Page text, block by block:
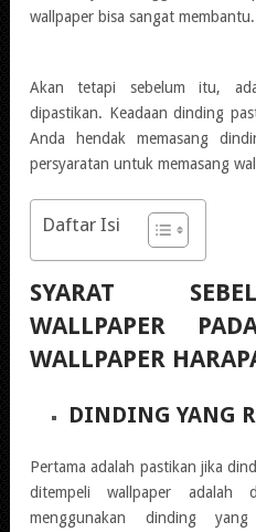
wallpaper bisa sangat membantu.
Akan tetapi sebelum itu,
dipastikan. Keadaan dinding
Anda hendak memasang
persyaratan untuk memasang
Daftar Isi
SYARAT
WALLPAPER
WALLPAPER
DINDING YANG
Pertama adalah pastikan jika
ditempeli wallpaper adalah
menggunakan dinding